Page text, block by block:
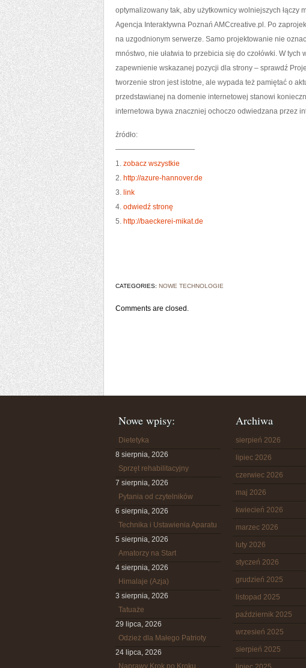
optymalizowany tak, aby użytkownicy wolniejszych
Agencja Interaktywna Poznań AMCcreative.pl. Po
na uzgodnionym serwerze. Samo projektowanie nie
mnóstwo, nie ułatwia to przebicia się do czołówki. W
zapewnienie wskazanej pozycji dla strony – sprawdź
tworzenie stron jest istotne, ale wypada też pamiętać o
przedstawianej na domenie internetowej stanowi
internetowa bywa znaczniej ochoczo odwiedzana przez
źródło:
———————————
1. zobacz wszystkie
2. http://azure-hannover.de
3. link
4. odwiedź stronę
5. http://baeckerei-mikat.de
CATEGORIES: NOWE TECHNOLOGIE
Comments are closed.
Nowe wpisy:
Dietetyka
8 sierpnia, 2026
Sprzęt rehabilitacyjny
7 sierpnia, 2026
Pytania od czytelników
6 sierpnia, 2026
Technika i Ustawienia Aparatu
5 sierpnia, 2026
Amatorzy na Start
4 sierpnia, 2026
Himalaje (Azja)
3 sierpnia, 2026
Tatuaże
29 lipca, 2026
Odzież dla Małego Patrioty
24 lipca, 2026
Naprawy Krok po Kroku
Archiwa
sierpień 2026
lipiec 2026
czerwiec 2026
maj 2026
kwiecień 2026
marzec 2026
luty 2026
styczeń 2026
grudzień 2025
listopad 2025
październik 2025
wrzesień 2025
sierpień 2025